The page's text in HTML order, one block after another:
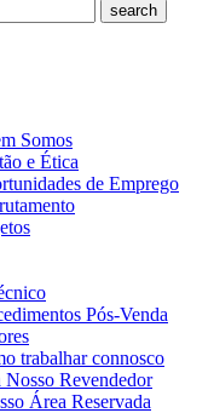
search
Somos
e Ética
de Emprego
Pós-Venda
trabalhar connosco
Nosso Revendedor
Área Reservada